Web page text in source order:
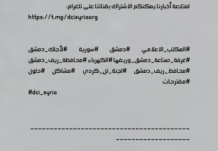
لمتابعة أخبارنا يمكنكم الاشتراك بقناتنا على تلغرام:
https://t.me/dcisyriaorg
#المكتب_الاعلامي #دمشق #سورية
#لأجلك_دمشق
#غرفة_صناعة_دمشق_وريفها#الكهرباء#محافظة_ريف_دمشق
#محافظ_ريف_دمشق
#لجنة_تل_كردي #مشاكل
#حلول
#مقترحات
#dci_syria
-----------------------------------------
-------------------